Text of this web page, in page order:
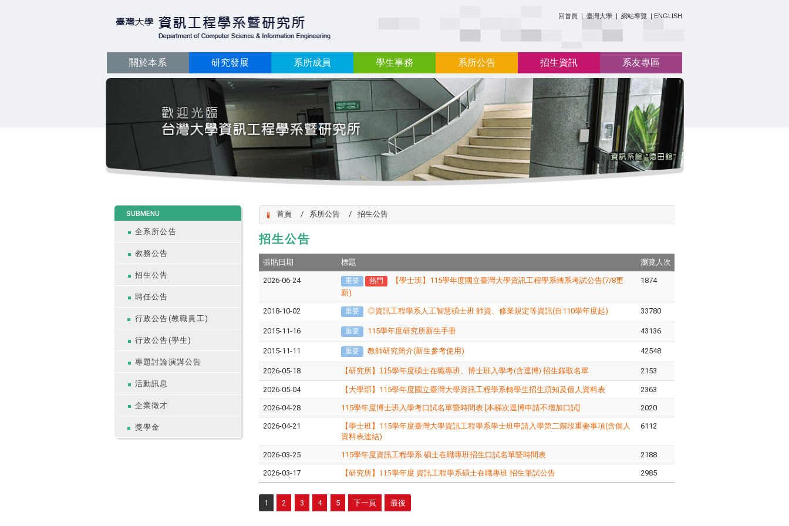
回首頁 | 臺灣大學 | 網站導覽 | ENGLISH
關於本系 研究發展 系所成員 學生事務 系所公告 招生資訊 系友專區
SUBMENU
全系所公告
教務公告
招生公告
聘任公告
行政公告(教職員工)
行政公告(學生)
專題討論演講公告
活動訊息
企業徵才
獎學金
首頁 系所公告 招生公告
招生公告
張貼日期 標題 瀏覽人次
2026-06-24 重要 熱門
【學士班】115學年度國立臺灣大學資訊工程學系轉系考試公告(7/8更
新)
1874
2018-10-02 重要 ◎資訊工程學系人工智慧碩士班 師資、修業規定等資訊(自110學年度起) 33780
2015-11-16 重要 115學年度研究所新生手冊 43136
2015-11-11 重要 教師研究簡介(新生參考使用) 42548
2026-05-18 【研究所】 115學年度碩士在職專班、博士班入學考(含逕博) 招生錄取名單 2153
2026-05-04 【大學部】115學年度國立臺灣大學資訊工程學系轉學生招生須知及個人資料表 2363
2026-04-28 115學年度博士班入學考口試名單暨時間表 [本梯次逕博申請不增加口試] 2020
2026-04-21
【學士班】115學年度臺灣大學資訊工程學系學士班申請入學第二階段重要事項(含個人
資料表連結)
6112
2026-03-25 115學年度資訊工程學系 碩士在職專班招生口試名單暨時間表 2188
2026-03-17 【研究所】 115學年度 資訊工程學系碩士在職專班 招生筆試公告 2985
1 2 3 4 5 下一頁 最後